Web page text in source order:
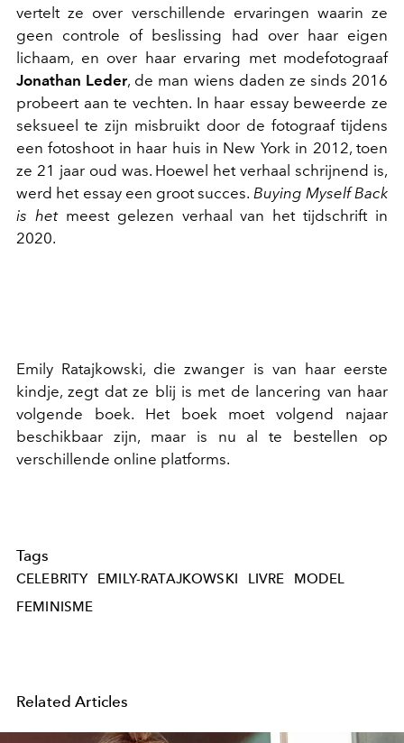
vertelt ze over verschillende ervaringen waarin ze
geen controle of beslissing had over haar eigen
lichaam, en over haar ervaring met modefotograaf
Jonathan Leder, de man wiens daden ze sinds 2016
probeert aan te vechten. In haar essay beweerde ze
seksueel te zijn misbruikt door de fotograaf tijdens
een fotoshoot in haar huis in New York in 2012, toen
ze 21 jaar oud was. Hoewel het verhaal schrijnend is,
werd het essay een groot succes. Buying Myself Back
is het meest gelezen verhaal van het tijdschrift in
2020.
Emily Ratajkowski, die zwanger is van haar eerste
kindje, zegt dat ze blij is met de lancering van haar
volgende boek. Het boek moet volgend najaar
beschikbaar zijn, maar is nu al te bestellen op
verschillende online platforms.
Tags
CELEBRITY EMILY-RATAJKOWSKI LIVRE
MODEL
FEMINISME
Related Articles